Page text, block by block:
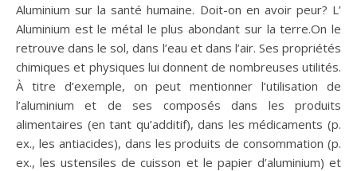
Aluminium sur la santé humaine. Doit-on en avoir peur? L’
Aluminium est le métal le plus abondant sur la terre.On le
retrouve dans le sol, dans l’eau et dans l’air. Ses propriétés
chimiques et physiques lui donnent de nombreuses utilités.
À titre d’exemple, on peut mentionner l’utilisation de
l’aluminium et de ses composés dans les produits
alimentaires (en tant qu’additif), dans les médicaments (p.
ex., les antiacides), dans les produits de consommation (p.
ex., les ustensiles de cuisson et le papier d’aluminium) et